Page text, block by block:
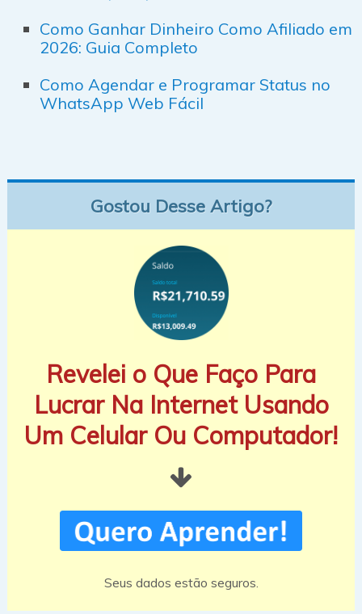
Como Ganhar Dinheiro Como Afiliado em
2026: Guia Completo
Como Agendar e Programar Status no
WhatsApp Web Fácil
Gostou Desse Artigo?
Revelei o Que Faço Para
Lucrar Na Internet Usando
Um Celular Ou Computador!
Seus dados estão seguros.